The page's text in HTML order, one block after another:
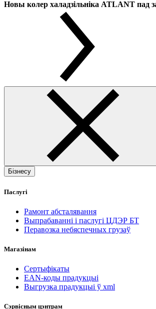
Новы колер халадзільніка ATLANT пад
Бізнесу
Паслугі
Рамонт абсталявання
Выпрабаванні і паслугі ЦДЭР БТ
Перавозка небяспечных грузаў
Магазінам
Сертыфікаты
EAN-коды прадукцыі
Выгрузка прадукцыі ў xml
Сэрвісным цэнтрам